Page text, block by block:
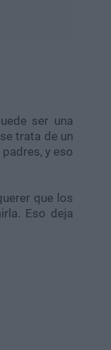
ser una
trata de un
y eso
que los
Eso deja